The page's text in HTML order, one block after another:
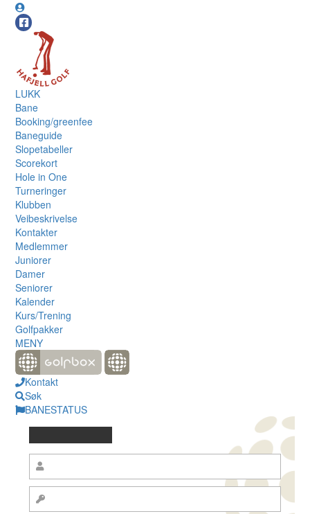
LUKK
Bane
Booking/greenfee
Baneguide
Slopetabeller
Scorekort
Hole in One
Turneringer
Klubben
Veibeskrivelse
Kontakter
Medlemmer
Juniorer
Damer
Seniorer
Kalender
Kurs/Trening
Golfpakker
MENY
Kontakt
Søk
BANESTATUS